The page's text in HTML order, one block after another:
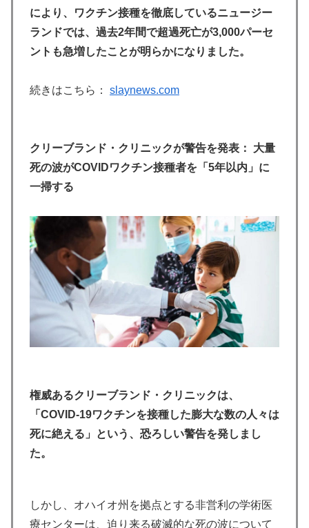
により、ワクチン接種を徹底しているニュージー
ランドでは、過去2年間で超過死亡が3,000パーセ
ントも急増したことが明らかになりました。
続きはこちら： slaynews.com
クリーブランド・クリニックが警告を発表： 大量
死の波がCOVIDワクチン接種者を「5年以内」に
一掃する
権威あるクリーブランド・クリニックは、
「COVID-19ワクチンを接種した膨大な数の人々は
死に絶える」という、恐ろしい警告を発しまし
た。
しかし、オハイオ州を拠点とする非営利の学術医
療センターは、迫り来る破滅的な死の波について